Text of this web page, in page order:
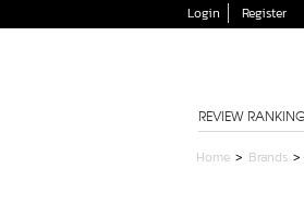
Login Register
REVIEW
Home > Brands >